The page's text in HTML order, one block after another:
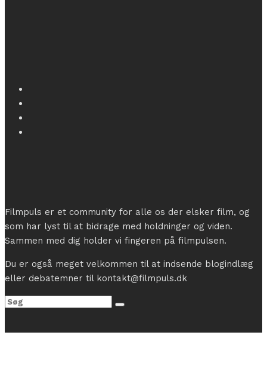
Filmpuls er et community for alle os der elsker film, og
som har lyst til at bidrage med holdninger og viden.
Sammen med dig holder vi fingeren på filmpulsen.
Du er også meget velkommen til at indsende blogindlæg
eller debatemner til kontakt@filmpuls.dk